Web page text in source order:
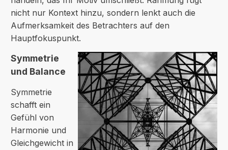
nicht nur Kontext hinzu, sondern lenkt auch die
Aufmerksamkeit des Betrachters auf den
Hauptfokuspunkt.
Symmetrie
und Balance
Symmetrie
schafft ein
Gefühl von
Harmonie und
Gleichgewicht in